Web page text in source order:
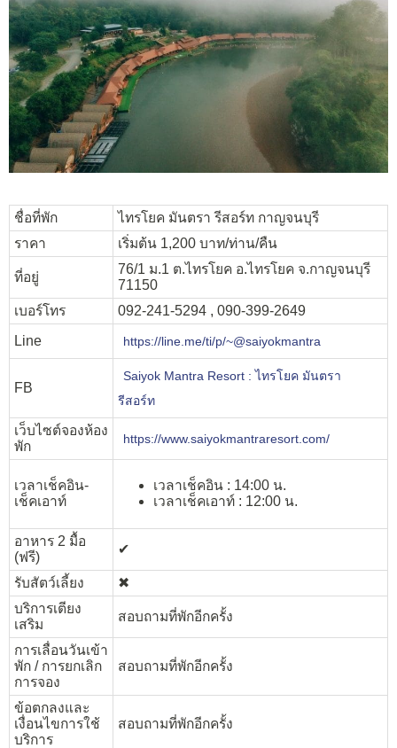
ชื่อที่พัก
ไทรโยค มันตรา รีสอร์ท กาญจนบุรี
ราคา
เริ่มต้น 1,200 บาท/ท่าน/คืน
ที่อยู่
76/1 ม.1 ต.ไทรโยค อ.ไทรโยค จ.กาญจนบุรี
71150
เบอร์โทร
092-241-5294 , 090-399-2649
Line
https://line.me/ti/p/~@saiyokmantra
FB
Saiyok Mantra Resort : ไทรโยค มันตรา
รีสอร์ท
เว็บไซต์จองห้อง
พัก
https://www.saiyokmantraresort.com/
เวลาเช็คอิน-
เช็คเอาท์
เวลาเช็คอิน : 14:00 น.
เวลาเช็คเอาท์ : 12:00 น.
อาหาร 2 มื้อ
(ฟรี)
✔︎
รับสัตว์เลี้ยง
✖︎
บริการเตียง
เสริม
สอบถามที่พักอีกครั้ง
การเลื่อนวันเข้า
พัก / การยกเลิก
การจอง
สอบถามที่พักอีกครั้ง
ข้อตกลงและ
เงื่อนไขการใช้
บริการ
สอบถามที่พักอีกครั้ง